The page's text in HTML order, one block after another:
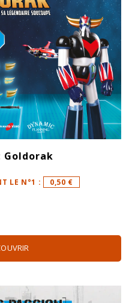
Goldorak
LE N°1 : 0,50 €